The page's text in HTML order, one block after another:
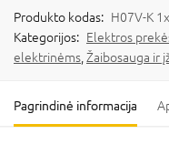
Produkto kodas: H07V-K
Kategorijos: Elektros
elektrinėms Žaibosauga ir
Pagrindinė informacija